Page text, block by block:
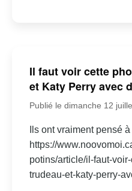
Il faut voir cette
et Katy Perry avec
Publié le dimanche 12
Ils ont vraiment pensé
https://
potins/article/il-faut-
trudeau-et-katy-perry-